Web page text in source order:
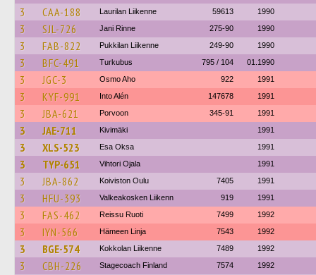
3 CAA-188 Laurilan Liikenne 59613 1990
3 SJL-726 Jani Rinne 275-90 1990
3 FAB-822 Pukkilan Liikenne 249-90 1990
3 BFC-491 Turkubus 795 / 104 01.1990
3 JGC-3 Osmo Aho 922 1991
3 KYF-991 Into Alén 147678 1991
3 JBA-621 Porvoon 345-91 1991
3 JAE-711 Kivimäki 1991
3 XLS-523 Esa Oksa 1991
3 TYP-651 Vihtori Ojala 1991
3 JBA-862 Koiviston Oulu 7405 1991
3 HFU-393 Valkeakosken Liikenn 919 1991
3 FAS-462 Reissu Ruoti 7499 1992
3 IYN-566 Hämeen Linja 7543 1992
3 BGE-574 Kokkolan Liikenne 7489 1992
3 CBH-226 Stagecoach Finland 7574 1992